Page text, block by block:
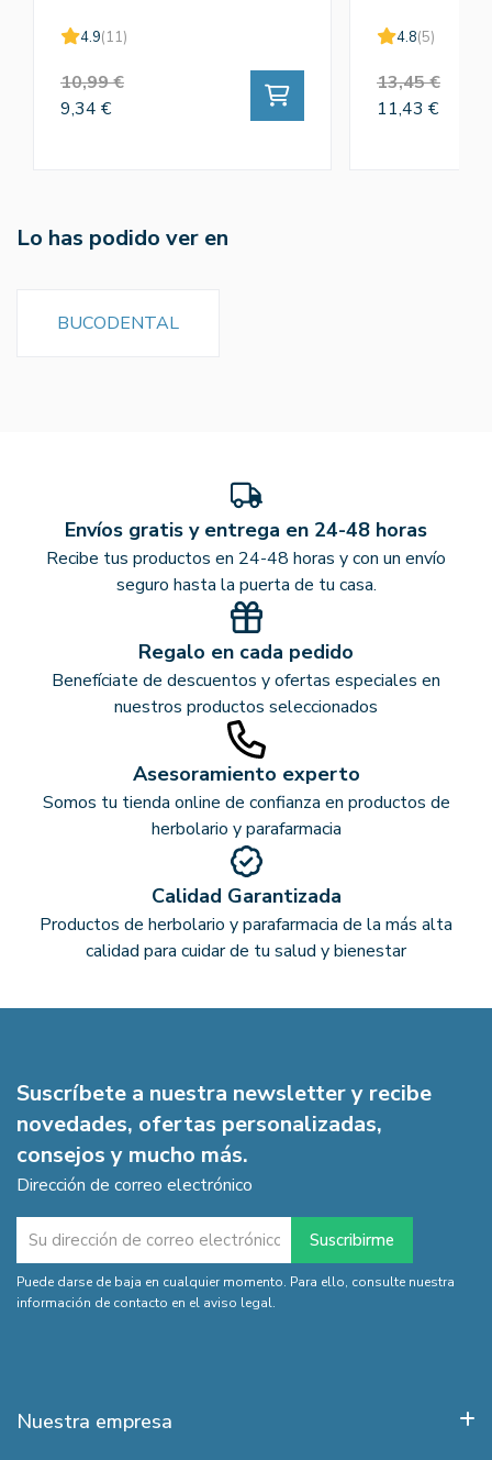
4.9(11)
10,99 €
9,34 €
4.8(5)
13,45 €
11,43 €
Lo has podido ver en
BUCODENTAL
Envíos gratis y entrega en 24-48 horas
Recibe tus productos en 24-48 horas y con un envío
seguro hasta la puerta de tu casa.
Regalo en cada pedido
Benefíciate de descuentos y ofertas especiales en
nuestros productos seleccionados
Asesoramiento experto
Somos tu tienda online de confianza en productos de
herbolario y parafarmacia
Calidad Garantizada
Productos de herbolario y parafarmacia de la más alta
calidad para cuidar de tu salud y bienestar
Suscríbete a nuestra newsletter y recibe
novedades, ofertas personalizadas,
consejos y mucho más.
Dirección de correo electrónico
Puede darse de baja en cualquier momento. Para ello, consulte nuestra
información de contacto en el aviso legal.
Nuestra empresa